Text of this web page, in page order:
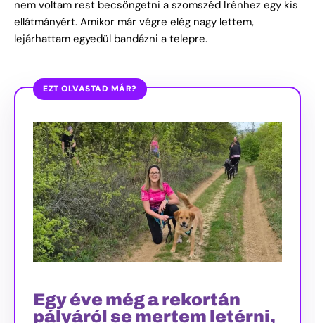
nem voltam rest becsöngetni a szomszéd Irénhez egy kis
ellátmányért. Amikor már végre elég nagy lettem,
lejárhattam egyedül bandázni a telepre.
EZT OLVASTAD MÁR?
Egy éve még a rekortán
pályáról se mertem letérni,